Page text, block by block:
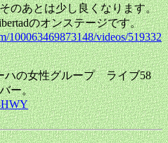
のあとは少し良くなります。
のオンステージです。
100063469873148/videos/519332
ハの女性グループ ライブ58
ー。